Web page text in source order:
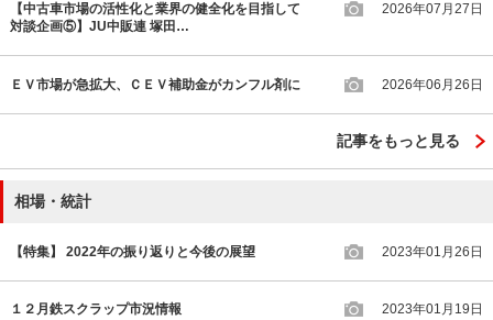
【中古車市場の活性化と業界の健全化を目指して
対談企画⑤】JU中販連 塚田…
2026年07月27日
ＥＶ市場が急拡大、ＣＥＶ補助金がカンフル剤に 2026年06月26日
記事をもっと見る
相場・統計
【特集】 2022年の振り返りと今後の展望 2023年01月26日
１２月鉄スクラップ市況情報 2023年01月19日